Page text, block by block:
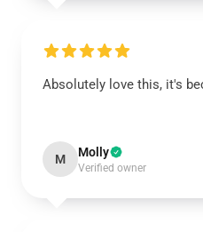
Absolutely love this, it's
M Molly
Verified owner